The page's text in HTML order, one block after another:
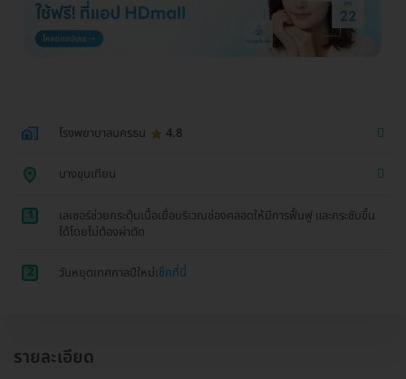
โรงพยาบาลนครธน 4.8
บางขุนเทียน
1
เลเซอร์ช่วยกระตุ้นเนื้อเยื่อบริเวณช่องคลอดให้มีการฟื้นฟู และกระชับขึ้น
ได้โดยไม่ต้องผ่าตัด
2 วันหยุดเทศกาลปีใหม่เช็กที่นี่
รายละเอียด